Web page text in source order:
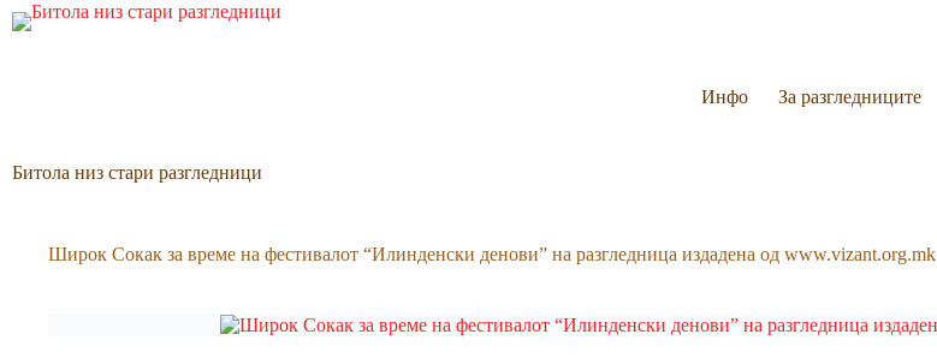
Skip
to
Битола низ стари разгледници
Инфо За разгледниците
Широк Со­как за време на фестива­лот “Илинденски денови” на разгледница издадена од www.vizant.org.mk